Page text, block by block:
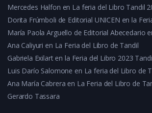
Mercedes Halfon en La feria del Libro Tandil
Dorita Frúmboli de Editorial UNICEN en la
Ana Caliyuri en La Feria del Libro de Tandil
Gabriela Exilart en la Feria del Libro 2023
Luis Darío Salomone en La feria del Libro de
Ana María Cabrera en La Feria del Libro de
Gerardo Tassara